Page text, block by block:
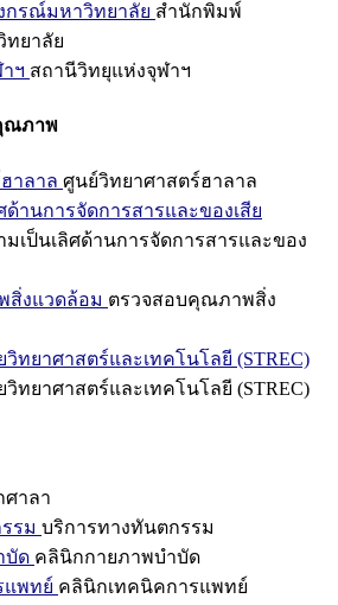
กรณ์มหาวิทยาลัย สำนักพิมพ์
ทยาลัย
ฯ สถานีวิทยุแห่งจุฬาฯ
ณภาพ
าลาล ศูนย์วิทยาศาสตร์ฮาลาล
ด้านการจัดการสารและของเสีย
เป็นเลิศด้านการจัดการสารและของ
สิ่งแวดล้อม ตรวจสอบคุณภาพสิ่ง
ทยาศาสตร์และเทคโนโลยี (STREC)
ทยาศาสตร์และเทคโนโลยี (STREC)
ศาลา
รม บริการทางทันตกรรม
บัด คลินิกกายภาพบำบัด
แพทย์ คลินิกเทคนิคการแพทย์